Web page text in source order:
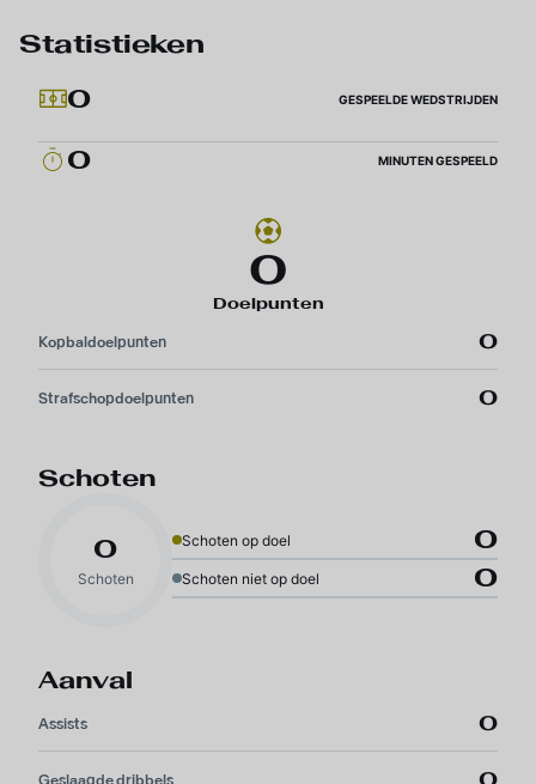
Statistieken
0
GESPEELDE WEDSTRIJDEN
0 MINUTEN GESPEELD
0
Doelpunten
Kopbaldoelpunten 0
Strafschopdoelpunten 0
Schoten
0
Schoten
Schoten op doel 0
Schoten niet op doel 0
Aanval
Assists 0
Geslaagde dribbels 0